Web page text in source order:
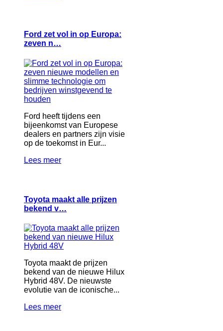
Ford zet vol in op Europa:
zeven n…
Ford heeft tijdens een
bijeenkomst van Europese
dealers en partners zijn visie
op de toekomst in Eur...
Lees meer
Toyota maakt alle prijzen
bekend v…
Toyota maakt de prijzen
bekend van de nieuwe Hilux
Hybrid 48V. De nieuwste
evolutie van de iconische...
Lees meer